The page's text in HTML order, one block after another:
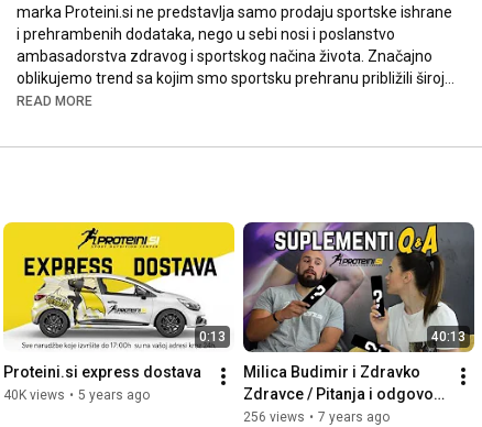
marka Proteini.si ne predstavlja samo prodaju sportske ishrane
i prehrambenih dodataka, nego u sebi nosi i poslanstvo
ambasadorstva zdravog i sportskog načina života. Značajno
oblikujemo trend sa kojim smo sportsku prehranu približili široj
populaciji koja se sportom bavi isključivo rekreativno. Također
bogat i šarolik izbor najkvalitetnije sportske ishrane sa čime
Naša priča ovdje nije završena. I dalje je pišemo, svaki dan, sa
svakim od vas. Hvala jer ste uz nas.
READ MORE
0:13
Proteini.si express dostava
40K views • 5 years ago
40:13
Milica Budimir i Zdravko
Zdravce / Pitanja i odgovori
/ Koje suplemente koristiti?
256 views • 7 years ago